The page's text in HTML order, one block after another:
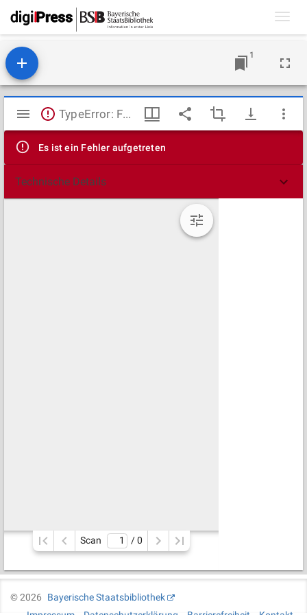
1
Mirador
Viewer
TypeError: Failed to fetch
Es ist ein Fehler aufgetreten
Technische Details
Scan / 0
©2026
Bayerische Staatsbibliothek